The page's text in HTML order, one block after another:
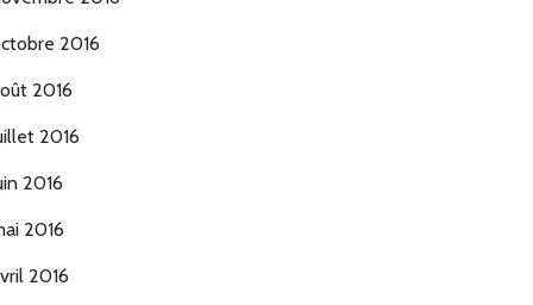
2016
2016
2016
2016
2016
2016